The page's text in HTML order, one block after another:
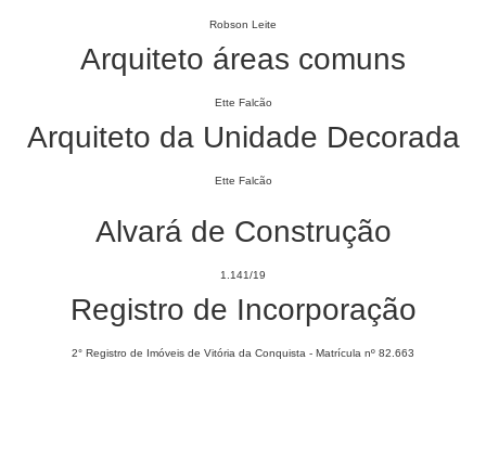
Robson Leite
Arquiteto áreas comuns
Ette Falcão
Arquiteto da Unidade Decorada
Ette Falcão
Alvará de Construção
1.141/19
Registro de Incorporação
2° Registro de Imóveis de Vitória da Conquista - Matrícula nº 82.663